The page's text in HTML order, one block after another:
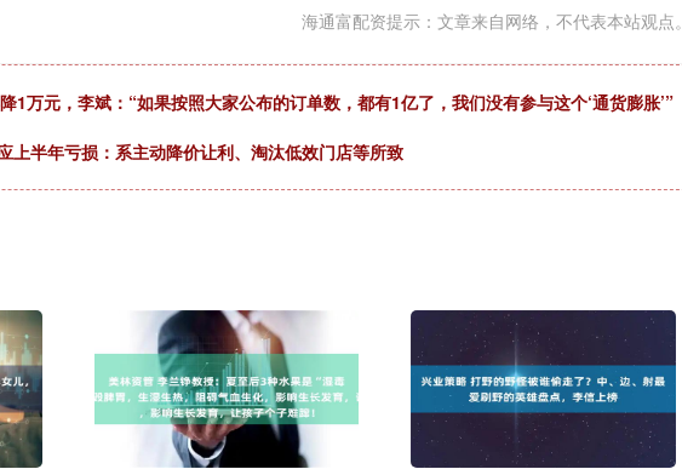
海通富配资提示：文章来自网络，不代表本站观点。
1万元，李斌：“如果按照大家公布的订单数，都有1亿了，我们没有参与这个‘通货膨胀’”
上半年亏损：系主动降价让利、淘汰低效门店等所致